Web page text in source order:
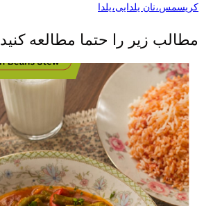
کریسمس،نان یلدایی،یلدا
مطالب زیر را حتما مطالعه کنید